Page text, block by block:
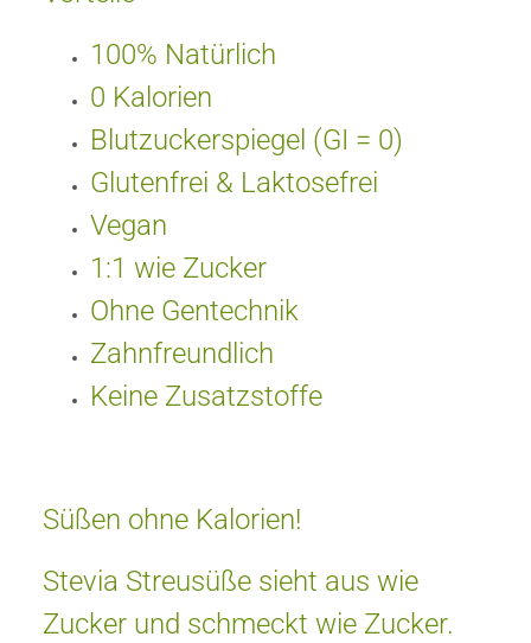
100% Natürlich
0 Kalorien
Blutzuckerspiegel (GI = 0)
Glutenfrei & Laktosefrei
Vegan
1:1 wie Zucker
Ohne Gentechnik
Zahnfreundlich
Keine Zusatzstoffe
Süßen ohne Kalorien!
Stevia Streusüße sieht aus wie
Zucker und schmeckt wie Zucker.